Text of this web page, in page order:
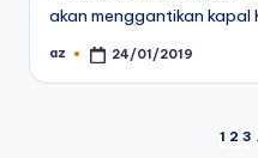
akan menggantikan kapal
Posted
az 24/01/2019
1 2 3